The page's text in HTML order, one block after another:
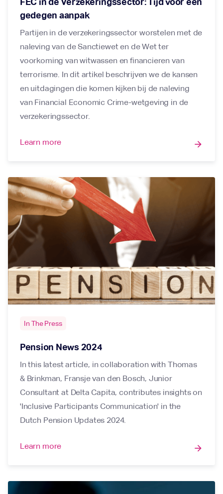
gedegen aanpak
Partijen in de verzekeringssector worstelen met de
naleving van de Sanctiewet en de Wet ter
voorkoming van witwassen en financieren van
terrorisme. In dit artikel beschrijven we de kansen
en uitdagingen die komen kijken bij de naleving
van Financial Economic Crime-wetgeving in de
verzekeringssector.
Learn more arrow_forward
In The Press
Pension News 2024
In this latest article, in collaboration with Thomas
& Brinkman, Fransje van den Bosch, Junior
Consultant at Delta Capita, contributes insights on
'Inclusive Participants Communication' in the
Dutch Pension Updates 2024.
Learn more arrow_forward